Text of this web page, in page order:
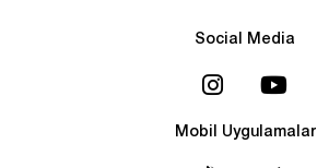
Social Media
Mobil Uygulamalar